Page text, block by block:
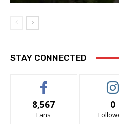
STAY CONNECTED
8,567
Fans
0